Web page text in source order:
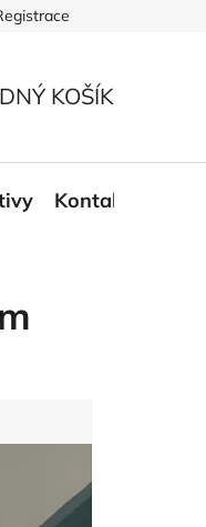
objednávka
KOŠÍK
Kontakt